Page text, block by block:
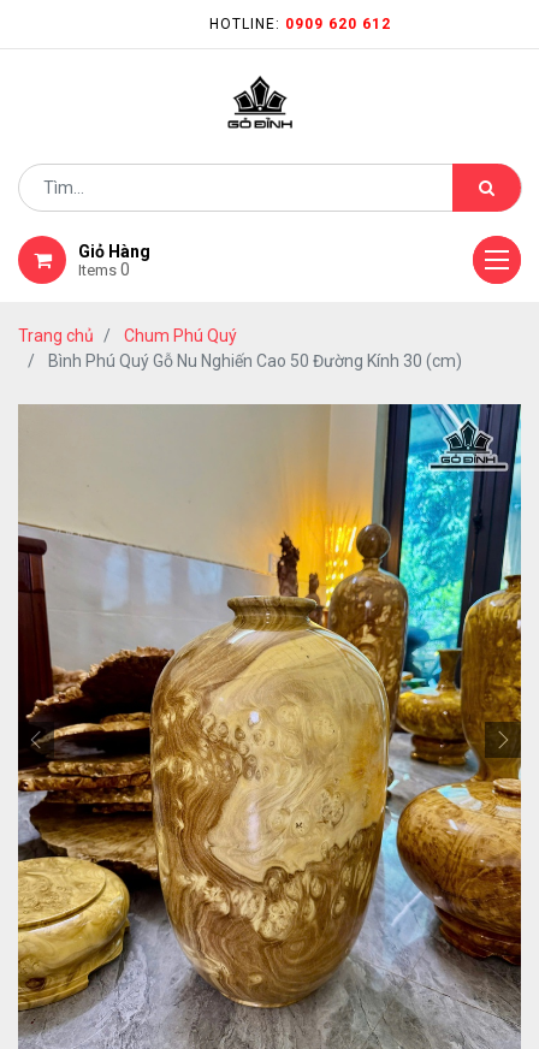
HOTLINE: 0909 620 612
Giỏ Hàng
Items 0
Trang chủ
Chum Phú Quý
Bình Phú Quý Gỗ Nu Nghiến Cao 50 Đường Kính 30 (cm)